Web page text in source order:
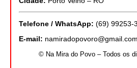
Telefone / WhatsApp: (69) 99253-
E-mail: namiradopovoro@gmail.com
© Na Mira do Povo – Todos os